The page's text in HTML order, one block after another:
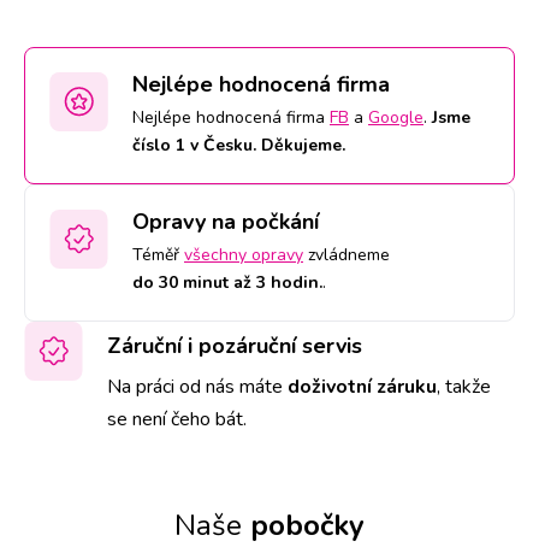
Nejlépe hodnocená firma
Nejlépe hodnocená firma FB a Google.Jsme
číslo 1 v Česku. Děkujeme.
Opravy na počkání
Téměř všechny opravy zvládneme
do 30 minut až 3 hodin..
Záruční i pozáruční servis
Na práci od nás máte doživotní záruku, takže
se není čeho bát.
Naše pobočky